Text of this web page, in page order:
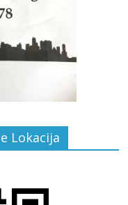
Lokacija